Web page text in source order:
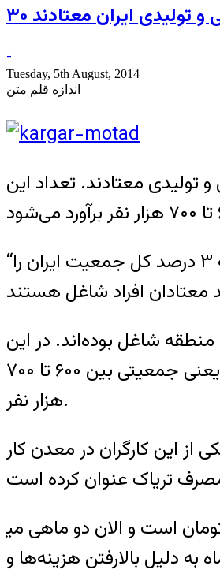
-
Tuesday, 5th August, 2014
اندازه قلم متن
کارگران مراکز صنعتی، کارگاهی و تولیدی معتادند. تعداد این
“ستاد مبارزه با مواد مخدر” و نیروی انتظامی ایران آمار افراد معتاد در کشور را حدود دو میلیون نفر اعلام کرده‌اند که ۳ درصد کل جمعیت ایران را
درصد معتادان دستگیرشده این منطقه شاغل بوده‌اند. در این
میان بیشترین سهم از آن کارگران مراکز صنعتی، کارگاهی و تولیدی است. ۳۰ تا ۳۵ درصد کارگران این مراکز معتادند؛ یعنی جمعیتی بین ۶۰۰ تا ۷۰۰
هزار نفر.
از این کارگران در معدن کار
کارگران اشاره کرده می‌گوید: «با ۱۰ سال سابقه کار، سه سال است که حقوقم ۴۰۰ هزار تومان است و الان دو ماهی می​
و ۲۰ نفر را هم در همین یکی دو ماه به دلیل بالارفتن هزینه‌ها و